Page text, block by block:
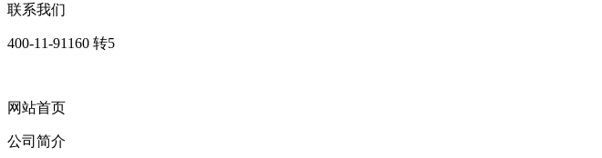
联系我们
400-11-91160 转5
网站首页
公司简介